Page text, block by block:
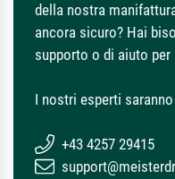
della nostra
ancora sicuro? Hai
supporto o di aiuto per
I nostri esperti
+43 4257 29415